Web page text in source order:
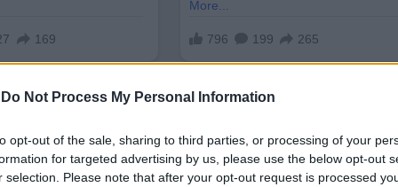
Do Not Process My Personal Information
opt-out of the sale, sharing to third parties, or processing of your
for targeted advertising by us, please use the below opt-out
selection. Please note that after your opt-out request is processed